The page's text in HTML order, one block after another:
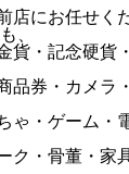
店にお任せく
、
貨・記念硬貨
品券・カメラ
ゃ・ゲーム・
ク・骨董・家